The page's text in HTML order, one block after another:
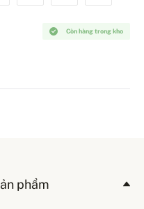
Còn hàng trong kho
phẩm